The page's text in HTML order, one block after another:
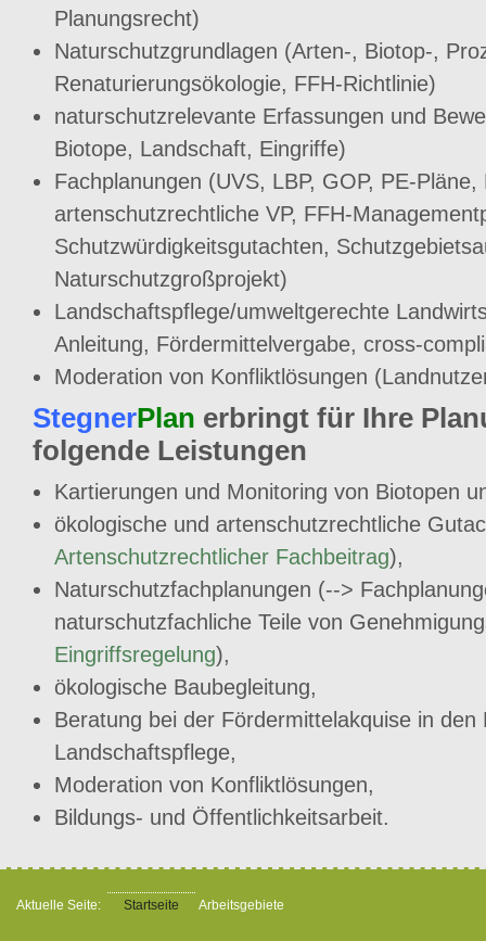
Planungsrecht)
Naturschutzgrundlagen (Arten-, Biotop-,
Renaturierungsökologie, FFH-Richtlinie)
naturschutzrelevante Erfassungen und
Biotope, Landschaft, Eingriffe)
Fachplanungen (UVS, LBP, GOP, PE-Pläne,
artenschutzrechtliche VP, FFH-
Schutzwürdigkeitsgutachten,
Naturschutzgroßprojekt)
Landschaftspflege/umweltgerechte
Anleitung, Fördermittelvergabe, cross-
Moderation von Konfliktlösungen
StegnerPlan erbringt für Ihre
folgende Leistungen
Kartierungen und Monitoring von Biotopen
ökologische und artenschutzrechtliche
Artenschutzrechtlicher Fachbeitrag),
Naturschutzfachplanungen (-->
naturschutzfachliche Teile von
Eingriffsregelung),
ökologische Baubegleitung,
Beratung bei der Fördermittelakquise in
Landschaftspflege,
Moderation von Konfliktlösungen,
Bildungs- und Öffentlichkeitsarbeit.
Aktuelle Seite: Startseite Arbeitsgebiete